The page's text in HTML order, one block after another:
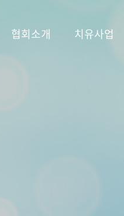
협회소개 치유사업